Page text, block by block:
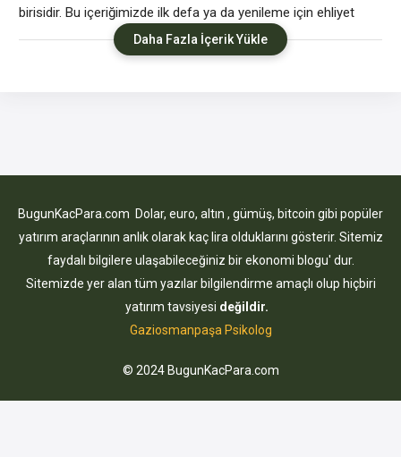
birisidir. Bu içeriğimizde ilk defa ya da yenileme için ehliyet
alacak kişilerin ihtiyaç duyduğu bilgileri sizlerle buluşturacağız.
Ehliyet almak isteyenlerin ilk olarak İlçe Nüfus Müdürlüğünden
Daha Fazla İçerik Yükle
BugunKacPara.com Dolar, euro, altın , gümüş, bitcoin gibi popüler
yatırım araçlarının anlık olarak kaç lira olduklarını gösterir. Sitemiz
faydalı bilgilere ulaşabileceğiniz bir ekonomi blogu' dur.
Sitemizde yer alan tüm yazılar bilgilendirme amaçlı olup hiçbiri
yatırım tavsiyesi değildir.
Gaziosmanpaşa Psikolog
© 2024 BugunKacPara.com